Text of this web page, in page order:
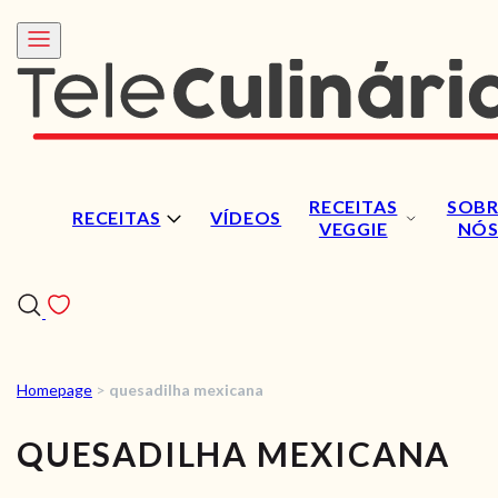
RECEITAS VÍDEOS
RECEITAS
VEGGIE
NÓS
RECEITAS
VÍDEOS
Homepage > quesadilha mexicana
QUESADILHA MEXICANA